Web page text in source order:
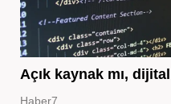
Açık kaynak mı, dijital
Haber7